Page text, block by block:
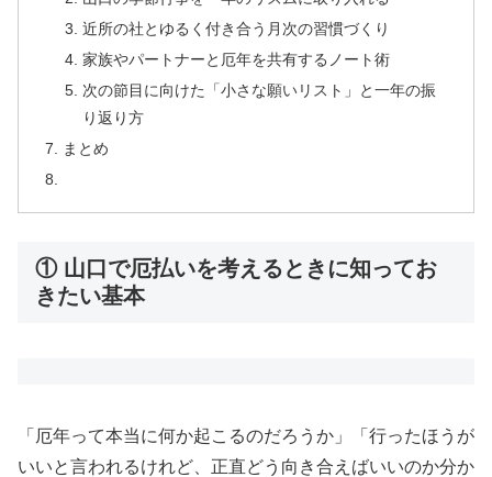
近所の社とゆるく付き合う月次の習慣づくり
家族やパートナーと厄年を共有するノート術
次の節目に向けた「小さな願いリスト」と一年の振
り返り方
まとめ
① 山口で厄払いを考えるときに知ってお
きたい基本
「厄年って本当に何か起こるのだろうか」「行ったほうが
いいと言われるけれど、正直どう向き合えばいいのか分か